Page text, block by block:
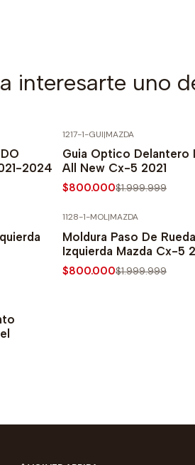
interesarte uno
2024
1217-1-GUI|MAZDA
Guia Optico Delantero
All New Cx-5 2021
$800.000$1.999.999
1128-1-MOL|MAZDA
Moldura Paso De
Izquierda Mazda Cx-5
$800.000$1.999.999